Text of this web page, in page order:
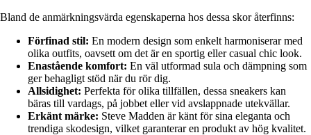
Bland de anmärkningsvärda egenskaperna hos dessa skor återfinns:
Förfinad stil: En modern design som enkelt harmoniserar med
olika outfits, oavsett om det är en sportig eller casual chic look.
Enastående komfort: En väl utformad sula och dämpning som
ger behagligt stöd när du rör dig.
Allsidighet: Perfekta för olika tillfällen, dessa sneakers kan
bäras till vardags, på jobbet eller vid avslappnade utekvällar.
Erkänt märke: Steve Madden är känt för sina eleganta och
trendiga skodesign, vilket garanterar en produkt av hög kvalitet.